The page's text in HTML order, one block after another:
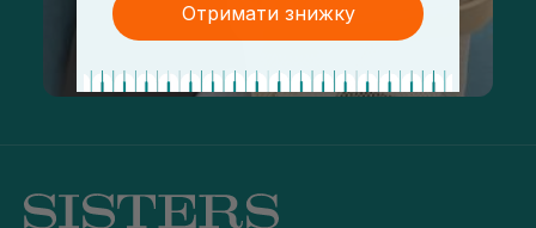
Отримати знижку